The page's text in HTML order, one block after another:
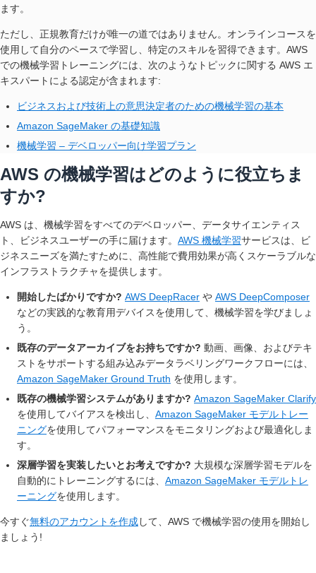
ます。
ただし、正規教育だけが唯一の道ではありません。オンラインコースを
使用して自分のペースで学習し、特定のスキルを習得できます。AWS
での機械学習トレーニングには、次のようなトピックに関する AWS エ
キスパートによる認定が含まれます:
ビジネスおよび技術上の意思決定者のための機械学習の基本
Amazon SageMaker の基礎知識
機械学習 – デベロッパー向け学習プラン
AWS の機械学習はどのように役立ちま
すか?
AWS は、機械学習をすべてのデベロッパー、データサイエンティス
ト、ビジネスユーザーの手に届けます。 AWS 機械学習サービスは、ビ
ジネスニーズを満たすために、高性能で費用効果が高くスケーラブルな
インフラストラクチャを提供します。
開始したばかりですか? AWS DeepRacer や AWS DeepComposer
などの実践的な教育用デバイスを使用して、機械学習を学びましょ
う。
既存のデータアーカイブをお持ちですか? 動画、画像、およびテキ
ストをサポートする組み込みデータラベリングワークフローには、
Amazon SageMaker Ground Truth を使用します。
既存の機械学習システムがありますか? Amazon SageMaker Clarify
を使用してバイアスを検出し、 Amazon SageMaker モデルトレー
ニングを使用してパフォーマンスをモニタリングおよび最適化しま
す。
深層学習を実装したいとお考えですか? 大規模な深層学習モデルを
自動的にトレーニングするには、 Amazon SageMaker モデルトレ
ーニングを使用します。
今すぐ無料のアカウントを作成して、AWS で機械学習の使用を開始し
ましょう!